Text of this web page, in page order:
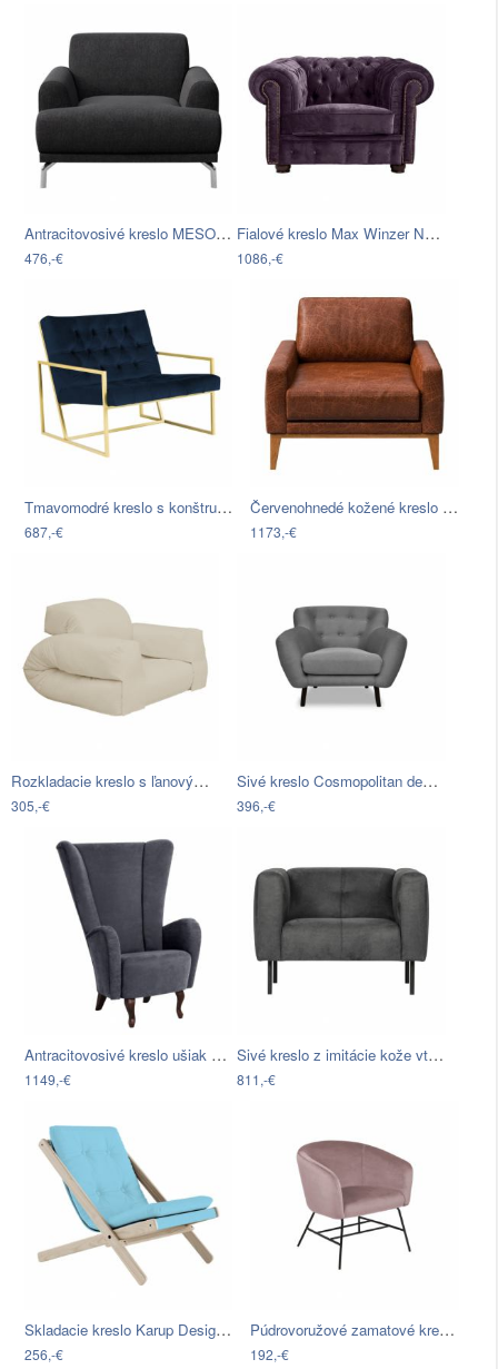
Antracitovosivé kreslo MESONICA Puzo
476,-€
Fialové kreslo Max Winzer Norwin Velvet
1086,-€
Tmavomodré kreslo s konštrukciou v…
687,-€
Červenohnedé kožené kreslo MESONICA…
1173,-€
Rozkladacie kreslo s ľanovým poťahom…
305,-€
Sivé kreslo Cosmopolitan design…
396,-€
Antracitovosivé kreslo ušiak Max Winzer…
1149,-€
Sivé kreslo z imitácie kože vtwonen Skin
811,-€
Skladacie kreslo Karup Design Boogie…
256,-€
Púdrovoružové zamatové kreslo Actona…
192,-€